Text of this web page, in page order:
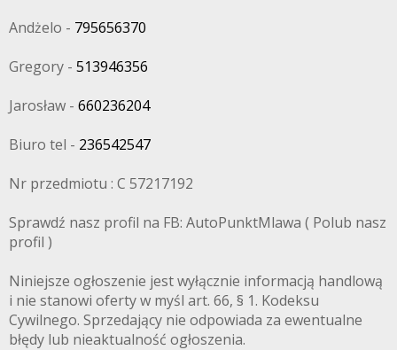
Andżelo - 795656370
Gregory - 513946356
Jarosław - 660236204
Biuro tel - 236542547
Nr przedmiotu : C 57217192
Sprawdź nasz profil na FB: AutoPunktMlawa ( Polub nasz
profil )
Niniejsze ogłoszenie jest wyłącznie informacją handlową
i nie stanowi oferty w myśl art. 66, § 1. Kodeksu
Cywilnego. Sprzedający nie odpowiada za ewentualne
błędy lub nieaktualność ogłoszenia.